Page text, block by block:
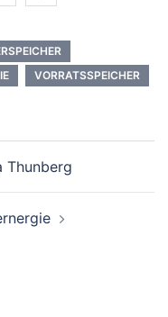
VORRATSSPEICHER
Thunberg